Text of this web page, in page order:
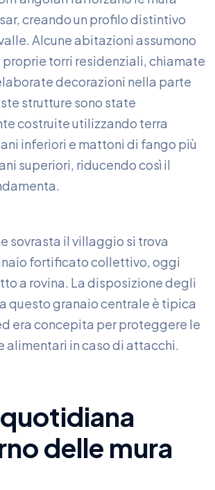
creando un profilo distintivo
Alcune abitazioni assumono
proprie torri residenziali, chiamate
decorazioni nella parte
strutture sono state
costruite utilizzando terra
inferiori e mattoni di fango più
superiori, riducendo così il
sovrasta il villaggio si trova
fortificato collettivo, oggi
a rovina. La disposizione degli
questo granaio centrale è tipica
era concepita per proteggere le
alimentari in caso di attacchi.
delle mura